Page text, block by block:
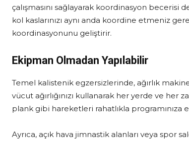
çalışmasını sağlayarak koordinasyon becerisi
kol kaslarınızı aynı anda koordine etmeniz
koordinasyonunu geliştirir.
Ekipman Olmadan Yapılabilir
Temel kalistenik egzersizlerinde, ağırlık
vücut ağırlığınızı kullanarak her yerde ve her
plank gibi hareketleri rahatlıkla programınıza
Ayrıca, açık hava jimnastik alanları veya spor